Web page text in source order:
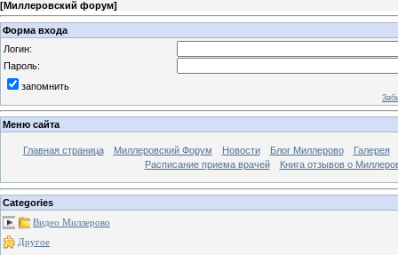
[Миллеровский форум]
Форма входа
Логин:
Пароль:
запомнить
Меню сайта
Главная страница Миллеровский Форум Новости Блог Миллерово
Галерея
Расписание приема врачей
Книга отзывов о
Categories
Видео Миллерово
Другое